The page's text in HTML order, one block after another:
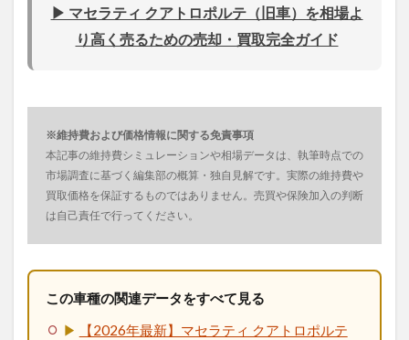
▶ マセラティ クアトロポルテ（旧車）を相場よ
り高く売るための売却・買取完全ガイド
※維持費および価格情報に関する免責事項
本記事の維持費シミュレーションや相場データは、執筆時点での
市場調査に基づく編集部の概算・独自見解です。実際の維持費や
買取価格を保証するものではありません。売買や保険加入の判断
は自己責任で行ってください。
この車種の関連データをすべて見る
▶
【2026年最新】マセラティ クアトロポルテ